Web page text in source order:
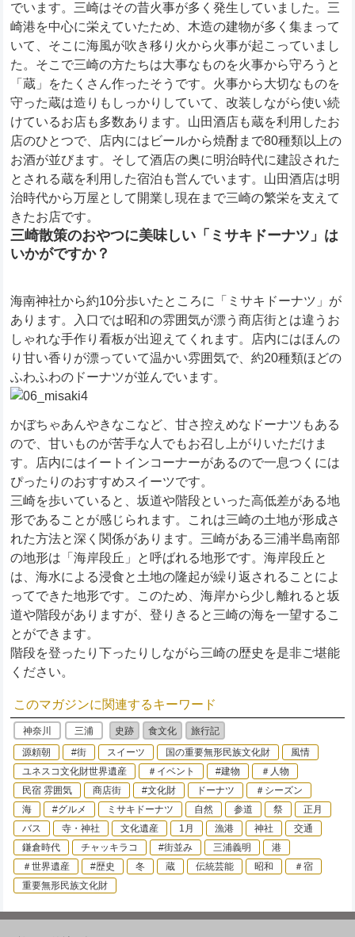
でいます。三崎はその昔火事が多く発生していました。三
崎港を中心に栄えていたため、木造の建物が多く集まって
いて、そこに海風が吹き移り火から火事が起こっていまし
た。そこで三崎の方たちは大事なものを火事から守ろうと
「蔵」をたくさん作ったそうです。火事から大切なものを
守った蔵は造りもしっかりしていて、改装しながら使い続
けているお店も多数あります。山田酒店も蔵を利用したお
店のひとつで、店内にはビールから焼酎まで80種類以上の
お酒が並びます。そして酒店の奥に明治時代に建設された
とされる蔵を利用した宿泊も営んでいます。山田酒店は明
治時代から万屋として開業し現在まで三崎の繁栄を支えて
きたお店です。
三崎散策のおやつに美味しい「ミサキドーナツ」は
いかがですか？
海南神社から約10分歩いたところに「ミサキドーナツ」が
あります。入口では昭和の雰囲気が漂う商店街とは違うお
しゃれな手作り看板が出迎えてくれます。店内にはほんの
り甘い香りが漂っていて温かい雰囲気で、約20種類ほどの
ふわふわのドーナツが並んでいます。
かぼちゃあんやきなこなど、甘さ控えめなドーナツもある
ので、甘いものが苦手な人でもお召し上がりいただけま
す。店内にはイートインコーナーがあるので一息つくには
ぴったりのおすすめスイーツです。
三崎を歩いていると、坂道や階段といった高低差がある地
形であることが感じられます。これは三崎の土地が形成さ
れた方法と深く関係があります。三崎がある三浦半島南部
の地形は「海岸段丘」と呼ばれる地形です。海岸段丘と
は、海水による浸食と土地の隆起が繰り返されることによ
ってできた地形です。このため、海岸から少し離れると坂
道や階段がありますが、登りきると三崎の海を一望するこ
とができます。
階段を登ったり下ったりしながら三崎の歴史を是非ご堪能
ください。
このマガジンに関連するキーワード
神奈川 三浦 史跡 食文化
旅行記
源頼朝
#街 スイーツ 国の重要無形民族文化財
風情
ユネスコ文化財世界遺産
＃イベント #建物
＃人物
民宿 雰囲気
商店街 #文化財 ドーナツ
＃シーズン
海
#グルメ ミサキドーナツ 自然 参道 祭
正月
バス
寺・神社 文化遺産 1月 漁港 神社
交通
鎌倉時代
チャッキラコ #街並み 三浦義明
港
＃世界遺産
#歴史 冬 蔵 伝統芸能 昭和
＃宿
重要無形民族文化財